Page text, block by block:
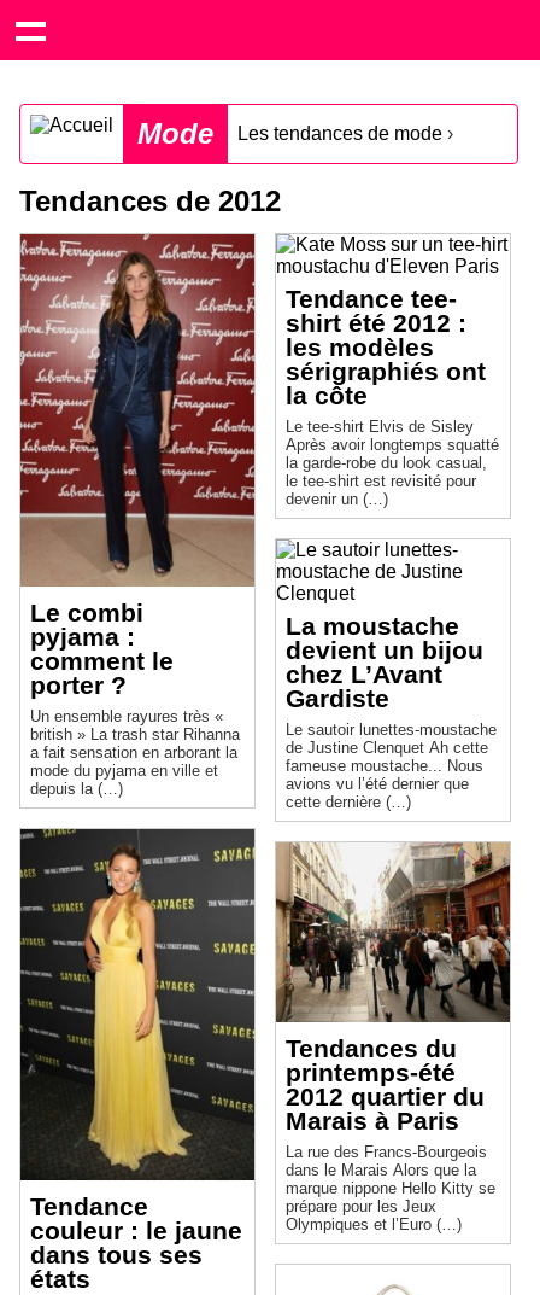
Mode Les tendances de mode ›
Tendances de 2012
Le combi
pyjama :
comment le
porter ?
Un ensemble rayures très «
british » La trash star Rihanna
a fait sensation en arborant la
mode du pyjama en ville et
depuis la (…)
Tendance
couleur : le jaune
dans tous ses
états
Tendance tee-
shirt été 2012 :
les modèles
sérigraphiés ont
la côte
Le tee-shirt Elvis de Sisley
Après avoir longtemps squatté
la garde-robe du look casual,
le tee-shirt est revisité pour
devenir un (…)
La moustache
devient un bijou
chez L’Avant
Gardiste
Le sautoir lunettes-moustache
de Justine Clenquet Ah cette
fameuse moustache... Nous
avions vu l’été dernier que
cette dernière (…)
Tendances du
printemps-été
2012 quartier du
Marais à Paris
La rue des Francs-Bourgeois
dans le Marais Alors que la
marque nippone Hello Kitty se
prépare pour les Jeux
Olympiques et l’Euro (…)